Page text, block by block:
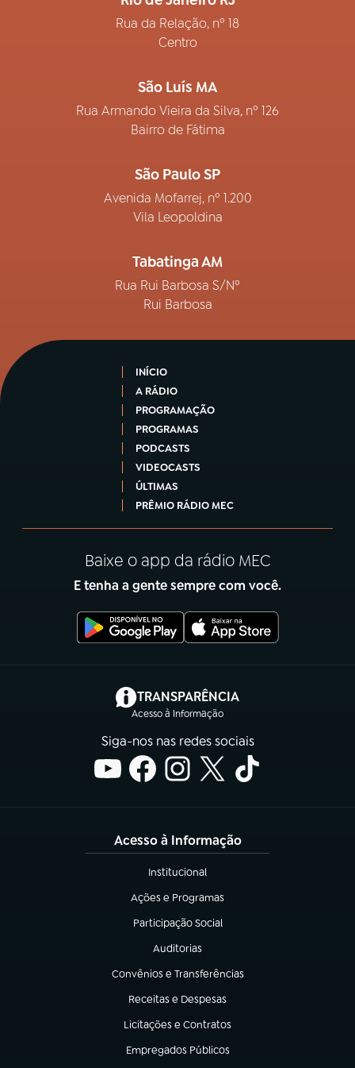
Rua da Relação, nº 18
Centro
São Luís MA
Rua Armando Vieira da Silva, nº 126
Bairro de Fátima
São Paulo SP
Avenida Mofarrej, nº 1.200
Vila Leopoldina
Tabatinga AM
Rua Rui Barbosa S/Nº
Rui Barbosa
INÍCIO
A RÁDIO
PROGRAMAÇÃO
PROGRAMAS
PODCASTS
VIDEOCASTS
ÚLTIMAS
PRÊMIO RÁDIO MEC
Baixe o app da rádio MEC
E tenha a gente sempre com você.
TRANSPARÊNCIA
Acesso à Informação
(abre em nova aba)
Siga-nos nas redes sociais
Acesso à Informação
Institucional
(abre em nova aba)
Ações e Programas
(abre em nova aba)
Participação Social
(abre em nova aba)
Auditorias
(abre em nova aba)
Convênios e Transferências
(abre em nova aba)
Receitas e Despesas
(abre em nova aba)
Licitações e Contratos
(abre em nova aba)
Empregados Públicos
(abre em nova aba)